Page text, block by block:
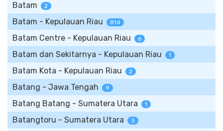
Batam 2
Batam - Kepulauan Riau 814
Batam Centre - Kepulauan Riau 6
Batam dan Sekitarnya - Kepulauan Riau 1
Batam Kota - Kepulauan Riau 2
Batang - Jawa Tengah 9
Batang Batang - Sumatera Utara 1
Batangtoru - Sumatera Utara 3